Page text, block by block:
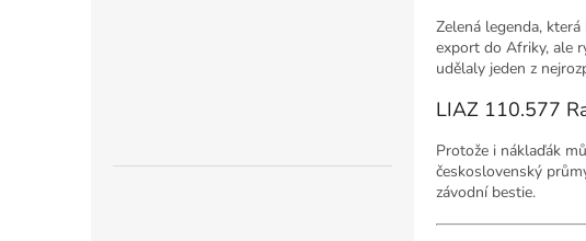
Zelená legenda,
export do Afriky, ale
udělaly jeden z
LIAZ 110.577
Protože i náklaďák
československý
závodní bestie.